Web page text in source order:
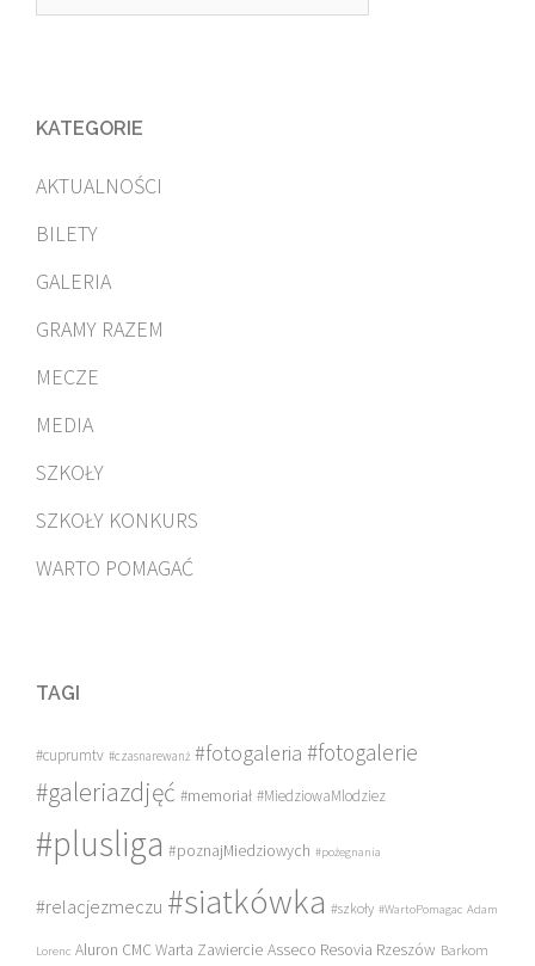
KATEGORIE
AKTUALNOŚCI
BILETY
GALERIA
GRAMY RAZEM
MECZE
MEDIA
SZKOŁY
SZKOŁY KONKURS
WARTO POMAGAĆ
TAGI
#cuprumtv #czasnarewanż #fotogaleria #fotogalerie
#galeriazdjęć #memoriał #MiedziowaMlodziez
#plusliga #poznajMiedziowych #pożegnania
#relacjezmeczu #siatkówka #szkoły #WartoPomagac Adam
Lorenc Aluron CMC Warta Zawiercie Asseco Resovia Rzeszów Barkom